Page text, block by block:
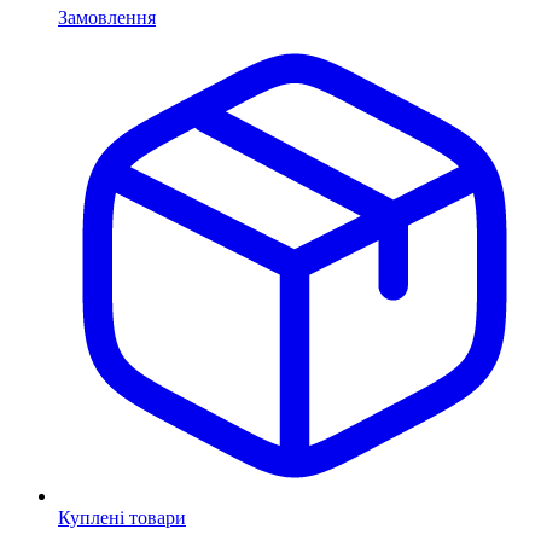
Замовлення
Куплені товари